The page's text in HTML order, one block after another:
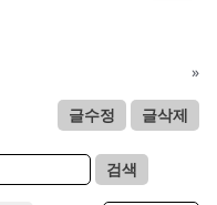
»
글수정 글삭제
검색